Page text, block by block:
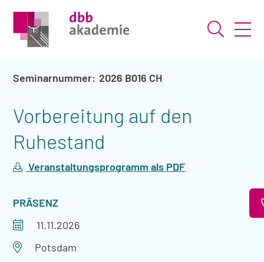
Suche
2026 B016 CH
Vorbereitung auf den
Ruhestand
Veranstaltungsprogramm als PDF
VERANSTALTUNGSART
PRÄSENZ
Veranstaltungszeitraum
11.11.2026
Veranstaltungsort
Potsdam